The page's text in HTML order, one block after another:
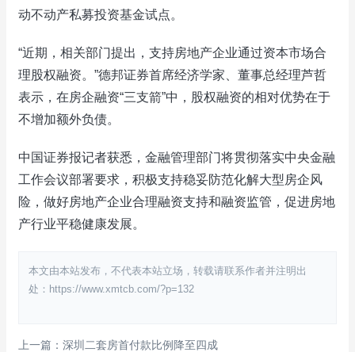
动不动产私募投资基金试点。
“近期，相关部门提出，支持房地产企业通过资本市场合
理股权融资。”德邦证券首席经济学家、董事总经理芦哲
表示，在房企融资“三支箭”中，股权融资的相对优势在于
不增加额外负债。
中国证券报记者获悉，金融管理部门将贯彻落实中央金融
工作会议部署要求，积极支持稳妥防范化解大型房企风
险，做好房地产企业合理融资支持和融资监管，促进房地
产行业平稳健康发展。
本文由本站发布，不代表本站立场，转载请联系作者并注明出
处：https://www.xmtcb.com/?p=132
上一篇：深圳二套房首付款比例降至四成